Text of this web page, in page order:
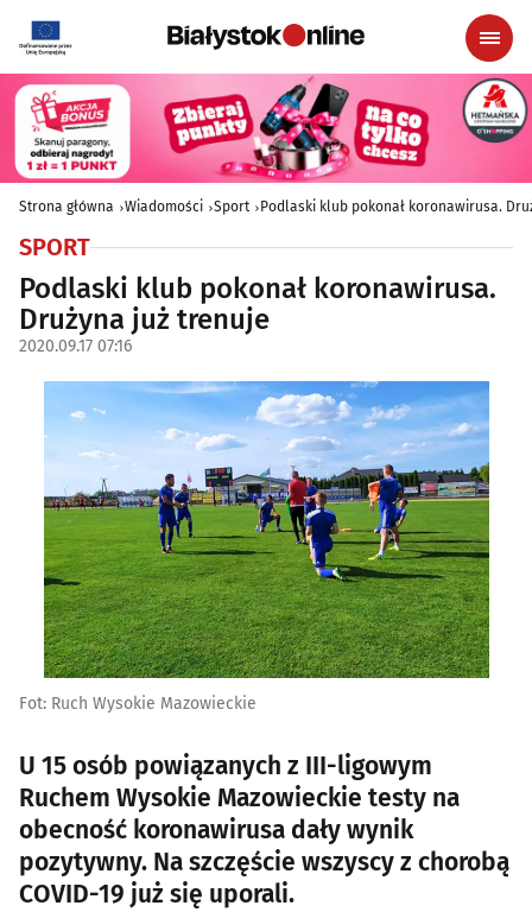
Strona główna Wiadomości Sport Podlaski klub pokonał koronawirusa.
SPORT
Podlaski klub pokonał koronawirusa.
Drużyna już trenuje
2020.09.17 07:16
Fot: Ruch Wysokie Mazowieckie
U 15 osób powiązanych z III-ligowym
Ruchem Wysokie Mazowieckie testy na
obecność koronawirusa dały wynik
pozytywny. Na szczęście wszyscy z chorobą
COVID-19 już się uporali.